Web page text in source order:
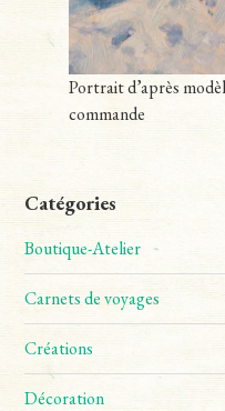
Portrait d’après
commande
Catégories
Boutique-Atelier
Carnets de voyages
Créations
Décoration